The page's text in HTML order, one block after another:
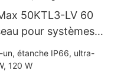
50KTL3-LV 60
pour systèmes